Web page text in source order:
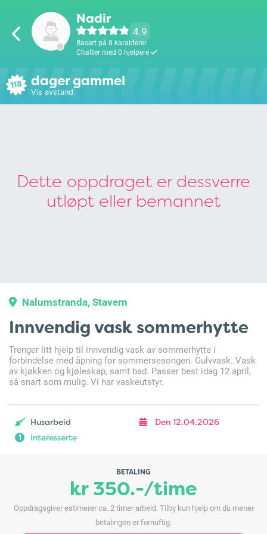
Nadir
4.9
Basert på 8 karakterer
Chatter med 0 hjelpere
118 dager gammel
Vis avstand.
Dette oppdraget er dessverre
utløpt eller bemannet
Nalumstranda, Stavern
Innvendig vask sommerhytte
Trenger litt hjelp til innvendig vask av sommerhytte i
forbindelse med åpning for sommersesongen. Gulvvask. Vask
av kjøkken og kjøleskap, samt bad. Passer best idag 12.april,
så snart som mulig. Vi har vaskeutstyr.
Husarbeid Den 12.04.2026
1 Interesserte
BETALING
kr 350.-/time
Oppdragsgiver estimerer ca. 2 timer arbeid. Tilby kun hjelp om du mener
betalingen er fornuftig.